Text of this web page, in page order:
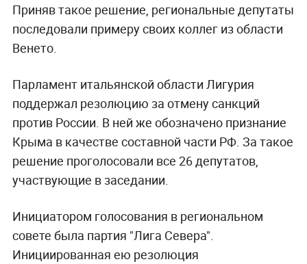
Приняв такое решение, региональные депутаты
последовали примеру своих коллег из области
Венето.
Парламент итальянской области Лигурия
поддержал резолюцию за отмену санкций
против России. В ней же обозначено признание
Крыма в качестве составной части РФ. За такое
решение проголосовали все 26 депутатов,
участвующие в заседании.
Инициатором голосования в региональном
совете была партия "Лига Севера".
Инициированная ею резолюция